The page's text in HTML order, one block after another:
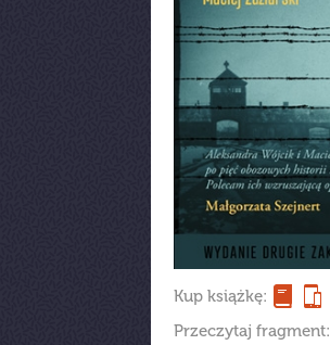
Kup książkę:
Przeczytaj fragment: